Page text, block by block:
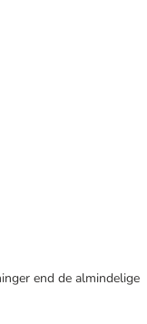
end de almindelige